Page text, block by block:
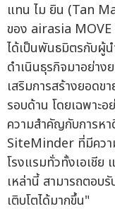
แทน ไม ยิน (Tan
ของ airasia MOVE
ได้เป็นพันธมิตรกับผู้น
ดำเนินธุรกิจมาอย่าง
เสริมการสร้างยอด
รอบด้าน โดยเฉพาะ
ความสำคัญกับการห
SiteMinder ที่มีควา
โรงแรมทั่วทั้งเอเชีย
เหล่านี้ สามารถตอบ
เติบโตได้มากขึ้น"